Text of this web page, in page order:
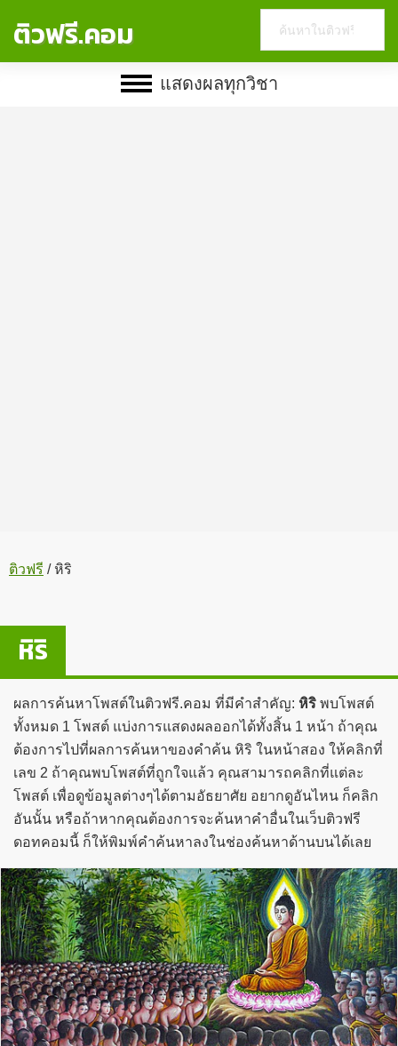
ติวฟรี.คอม
website
แสดงผลทุกวิชา
ติวฟรี /หิริ
หิริ
ผลการค้นหาโพสต์ในติวฟรี.คอม ที่มีคำสำคัญ: หิริ พบโพสต์
ทั้งหมด 1 โพสต์ แบ่งการแสดงผลออกได้ทั้งสิ้น 1 หน้า ถ้าคุณ
ต้องการไปที่ผลการค้นหาของคำค้น หิริ ในหน้าสอง ให้คลิกที่
เลข 2 ถ้าคุณพบโพสต์ที่ถูกใจแล้ว คุณสามารถคลิกที่แต่ละ
โพสต์ เพื่อดูข้อมูลต่างๆได้ตามอัธยาศัย อยากดูอันไหน ก็คลิก
อันนั้น หรือถ้าหากคุณต้องการจะค้นหาคำอื่นในเว็บติวฟรี
ดอทคอมนี้ ก็ให้พิมพ์คำค้นหาลงในช่องค้นหาด้านบนได้เลย